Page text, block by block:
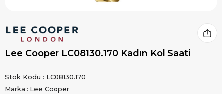
Lee Cooper LC08130.170 Kadın Kol Saati
Stok Kodu
LC08130.170
Marka : Lee Cooper